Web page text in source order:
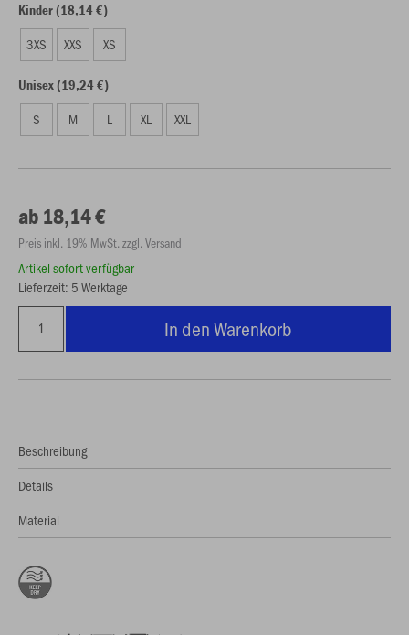
Kinder (18,14 €)
3XS XXS XS
Unisex (19,24 €)
S M L XL XXL
ab 18,14 €
Preis inkl. 19% MwSt. zzgl. Versand
Artikel sofort verfügbar
Lieferzeit: 5 Werktage
In den Warenkorb
Beschreibung
Details
Material